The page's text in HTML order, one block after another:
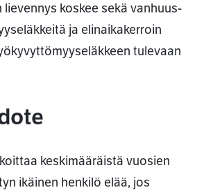
koskee sekä vanhuus-
ja elinaikakerroin
tulevaan
keskimääräistä vuosien
ikäinen henkilö elää, jos